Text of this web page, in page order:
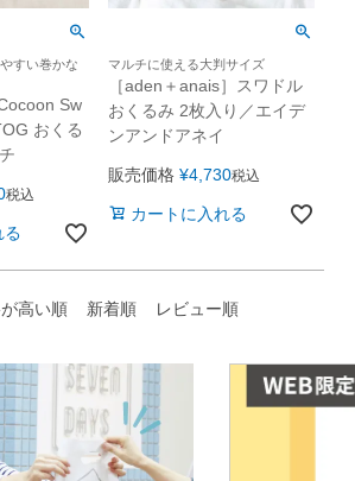
すい巻かな
Sw
おくる
税込
る
マルチに使える大判サイズ
［aden＋anais］スワドル
おくるみ 2枚入り／エイデ
ンアンドアネイ
販売価格 ¥4,730税込
カートに入れる
高い順 新着順 レビュー順